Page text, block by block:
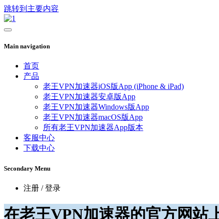
跳转到主要内容
Main navigation
首页
产品
老王VPN加速器iOS版App (iPhone & iPad)
老王VPN加速器安卓版App
老王VPN加速器Windows版App
老王VPN加速器macOS版App
所有老王VPN加速器App版本
客服中心
下载中心
Secondary Menu
注册 / 登录
在老王VPN加速器的官方网站